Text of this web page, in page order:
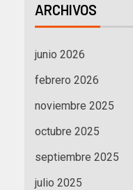
ARCHIVOS
junio 2026
febrero 2026
noviembre 2025
octubre 2025
septiembre 2025
julio 2025